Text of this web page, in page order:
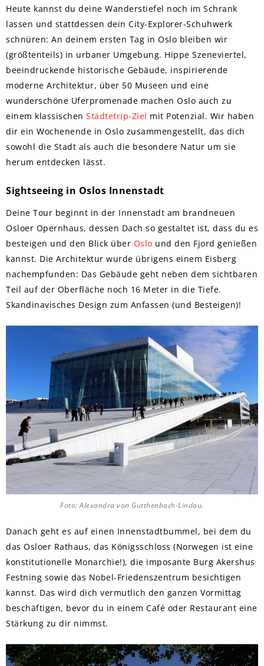
Heute kannst du deine Wanderstiefel noch im Schrank
lassen und stattdessen dein City-Explorer-Schuhwerk
schnüren: An deinem ersten Tag in Oslo bleiben wir
(größtenteils) in urbaner Umgebung. Hippe Szeneviertel,
beeindruckende historische Gebäude, inspirierende
moderne Architektur, über 50 Museen und eine
wunderschöne Uferpromenade machen Oslo auch zu
einem klassischen Städtetrip-Ziel mit Potenzial. Wir haben
dir ein Wochenende in Oslo zusammengestellt, das dich
sowohl die Stadt als auch die besondere Natur um sie
herum entdecken lässt.
Sightseeing in Oslos Innenstadt
Deine Tour beginnt in der Innenstadt am brandneuen
Osloer Opernhaus, dessen Dach so gestaltet ist, dass du es
besteigen und den Blick über Oslo und den Fjord genießen
kannst. Die Architektur wurde übrigens einem Eisberg
nachempfunden: Das Gebäude geht neben dem sichtbaren
Teil auf der Oberfläche noch 16 Meter in die Tiefe.
Skandinavisches Design zum Anfassen (und Besteigen)!
Foto: Alexandra von Gutthenbach-Lindau.
Danach geht es auf einen Innenstadtbummel, bei dem du
das Osloer Rathaus, das Königsschloss (Norwegen ist eine
konstitutionelle Monarchie!), die imposante Burg Akershus
Festning sowie das Nobel-Friedenszentrum besichtigen
kannst. Das wird dich vermutlich den ganzen Vormittag
beschäftigen, bevor du in einem Café oder Restaurant eine
Stärkung zu dir nimmst.